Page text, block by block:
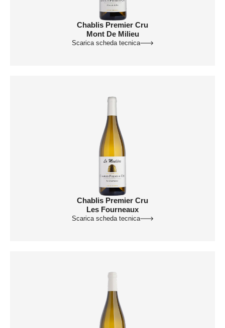
Chablis Premier Cru
Mont De Milieu
Scarica scheda tecnica
Chablis Premier Cru
Les Fourneaux
Scarica scheda tecnica